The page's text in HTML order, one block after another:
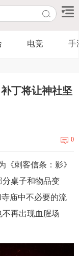
电竞 手
丁将让神社坚
0
刺客信条：影》
桌子和物品变
庙中不必要的流
不再出现血腥场